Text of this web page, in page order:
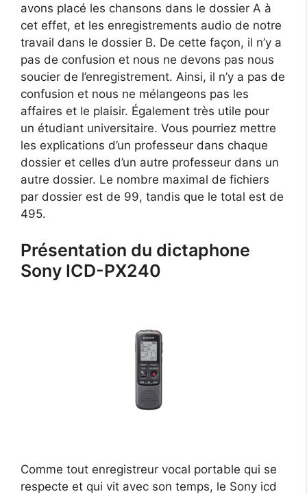
avons placé les chansons dans le dossier A à
cet effet, et les enregistrements audio de notre
travail dans le dossier B. De cette façon, il n’y a
pas de confusion et nous ne devons pas nous
soucier de l’enregistrement. Ainsi, il n’y a pas de
confusion et nous ne mélangeons pas les
affaires et le plaisir. Également très utile pour
un étudiant universitaire. Vous pourriez mettre
les explications d’un professeur dans chaque
dossier et celles d’un autre professeur dans un
autre dossier. Le nombre maximal de fichiers
par dossier est de 99, tandis que le total est de
495.
Présentation du dictaphone
Sony ICD-PX240
Comme tout enregistreur vocal portable qui se
respecte et qui vit avec son temps, le Sony icd